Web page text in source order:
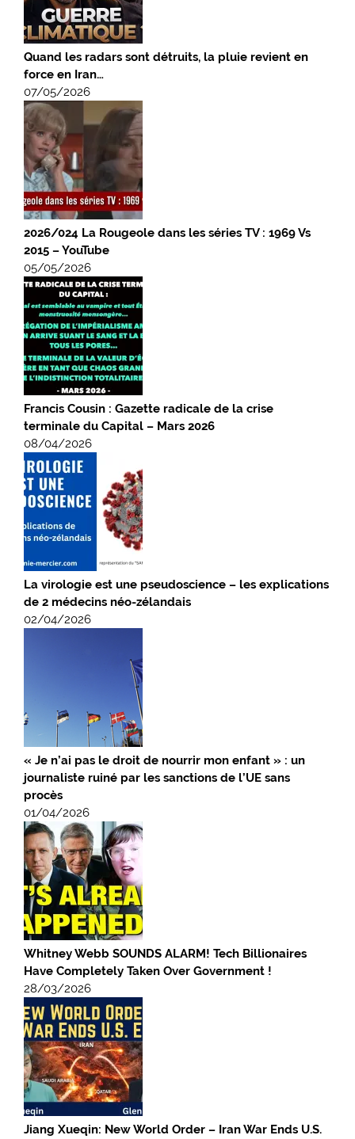
Quand les radars sont détruits, la pluie revient en
force en Iran…
07/05/2026
2026/024 La Rougeole dans les séries TV : 1969 Vs
2015 – YouTube
05/05/2026
Francis Cousin : Gazette radicale de la crise
terminale du Capital – Mars 2026
08/04/2026
La virologie est une pseudoscience – les explications
de 2 médecins néo-zélandais
02/04/2026
« Je n’ai pas le droit de nourrir mon enfant » : un
journaliste ruiné par les sanctions de l’UE sans
procès
01/04/2026
Whitney Webb SOUNDS ALARM! Tech Billionaires
Have Completely Taken Over Government !
28/03/2026
Jiang Xueqin: New World Order – Iran War Ends U.S.